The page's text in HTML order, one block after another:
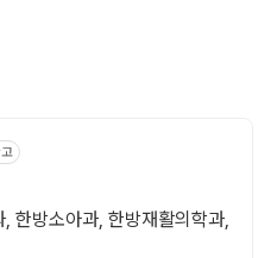
한방소아과, 한방재활의학과,